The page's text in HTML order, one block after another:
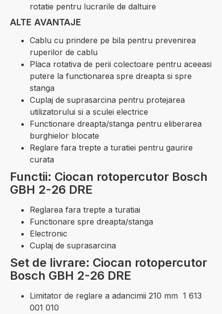
rotatie pentru lucrarile de daltuire
ALTE AVANTAJE
Cablu cu prindere pe bila pentru prevenirea
ruperilor de cablu
Placa rotativa de perii colectoare pentru aceeasi
putere la functionarea spre dreapta si spre
stanga
Cuplaj de suprasarcina pentru protejarea
utilizatorului si a sculei electrice
Functionare dreapta/stanga pentru eliberarea
burghielor blocate
Reglare fara trepte a turatiei pentru gaurire
curata
Functii: Ciocan rotopercutor Bosch
GBH 2-26 DRE
Reglarea fara trepte a turatiai
Functionare spre dreapta/stanga
Electronic
Cuplaj de suprasarcina
Set de livrare: Ciocan rotopercutor
Bosch GBH 2-26 DRE
Limitator de reglare a adancimii 210 mm 1 613
001 010